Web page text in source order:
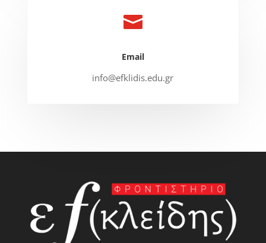

Email
info@efklidis.edu.gr